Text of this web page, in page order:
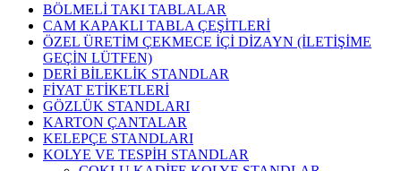
BÖLMELİ TAKI TABLALAR
CAM KAPAKLI TABLA ÇEŞİTLERİ
ÖZEL ÜRETİM ÇEKMECE İÇİ DİZAYN (İLETİŞİME
GEÇİN LÜTFEN)
DERİ BİLEKLİK STANDLAR
FİYAT ETİKETLERİ
GÖZLÜK STANDLARI
KARTON ÇANTALAR
KELEPÇE STANDLARI
KOLYE VE TESPİH STANDLAR